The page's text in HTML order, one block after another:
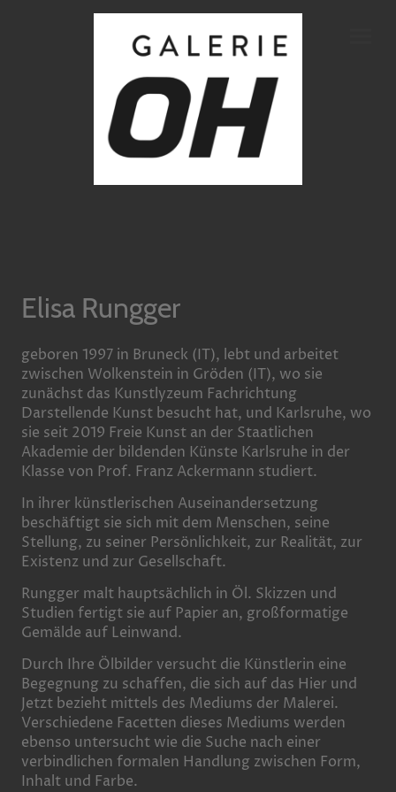
Elisa Rungger
geboren 1997 in Bruneck (IT), lebt und arbeitet
zwischen Wolkenstein in Gröden (IT), wo sie
zunächst das Kunstlyzeum Fachrichtung
Darstellende Kunst besucht hat, und Karlsruhe, wo
sie seit 2019 Freie Kunst an der Staatlichen
Akademie der bildenden Künste Karlsruhe in der
Klasse von Prof. Franz Ackermann studiert.
In ihrer künstlerischen Auseinandersetzung
beschäftigt sie sich mit dem Menschen, seine
Stellung, zu seiner Persönlichkeit, zur Realität, zur
Existenz und zur Gesellschaft.
Rungger malt hauptsächlich in Öl. Skizzen und
Studien fertigt sie auf Papier an, großformatige
Gemälde auf Leinwand.
Durch Ihre Ölbilder versucht die Künstlerin eine
Begegnung zu schaffen, die sich auf das Hier und
Jetzt bezieht mittels des Mediums der Malerei.
Verschiedene Facetten dieses Mediums werden
ebenso untersucht wie die Suche nach einer
verbindlichen formalen Handlung zwischen Form,
Inhalt und Farbe.